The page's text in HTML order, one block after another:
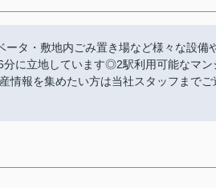
タ・敷地内ごみ置き場など様々な設備
に立地しています◎2駅利用可能なマン
情報を集めたい方は当社スタッフまでご